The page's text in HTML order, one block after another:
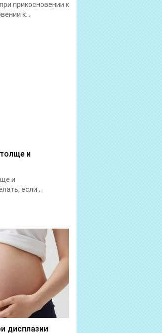
прикосновении к
к...
и
и
если...
дисплазии